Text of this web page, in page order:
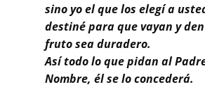
sino yo el que los elegí a
destiné para que vayan y
fruto sea duradero.
Así todo lo que pidan al
Nombre, él se lo concederá.